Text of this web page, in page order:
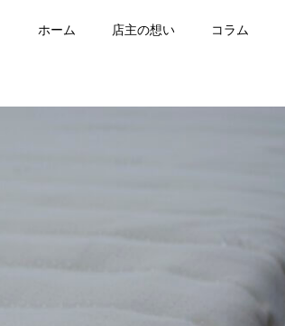
ホーム 店主の想い コラム